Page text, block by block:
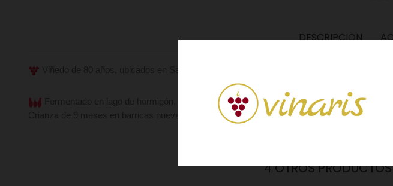
DESCRIPCION
Viñedo de 80 años, ubicados en San Vicente de la Sonsierra a 550 metros de altitud
Fermentado en lago de hormigón, una larga maceración y estabilizado en cubas
Crianza de 9 meses en barricas nuevas mixtas de roble Americano y Francés.
4 OTROS